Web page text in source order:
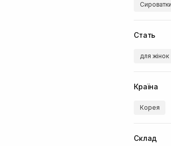
Стать
для жінок
Країна
Корея
Склад